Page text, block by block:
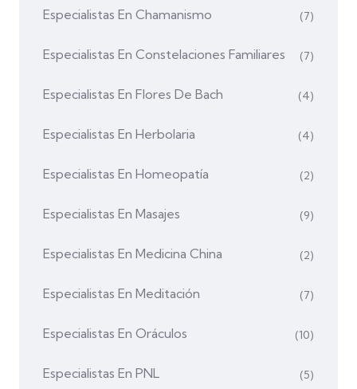
Especialistas En Chamanismo (7)
Especialistas En Constelaciones Familiares (7)
Especialistas En Flores De Bach (4)
Especialistas En Herbolaria (4)
Especialistas En Homeopatía (2)
Especialistas En Masajes (9)
Especialistas En Medicina China (2)
Especialistas En Meditación (7)
Especialistas En Oráculos (10)
Especialistas En PNL (5)